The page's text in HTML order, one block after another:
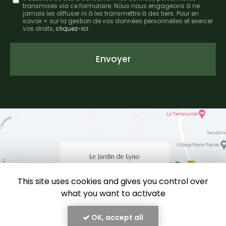
transmises via ce formulaire. Nous nous engageons à ne
jamais les diffuser ni à les transmettre à des tiers. Pour en
savoir + sur la gestion de vos données personnelles et exercer
vos droits, cliquez-ici.
Acceptation
Envoyer
This site uses cookies and gives you control over
what you want to activate
OK, accept all